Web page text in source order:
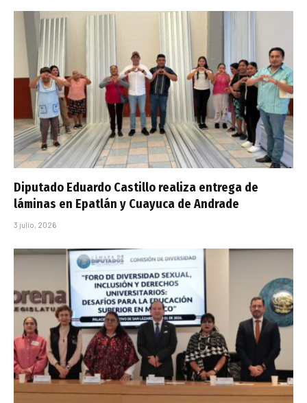
Diputado Eduardo Castillo realiza entrega de
láminas en Epatlán y Cuayuca de Andrade
3 julio, 2026